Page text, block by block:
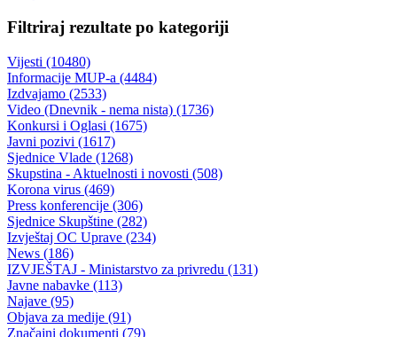
Ministarstvo obrazovanja, nauke, kulture i sporta BPK-a Goražde
nagradilo učenike osnovnih i srednjih škola, pobjednike kantonalnih i
federalnih takmičenja
31.05.2006